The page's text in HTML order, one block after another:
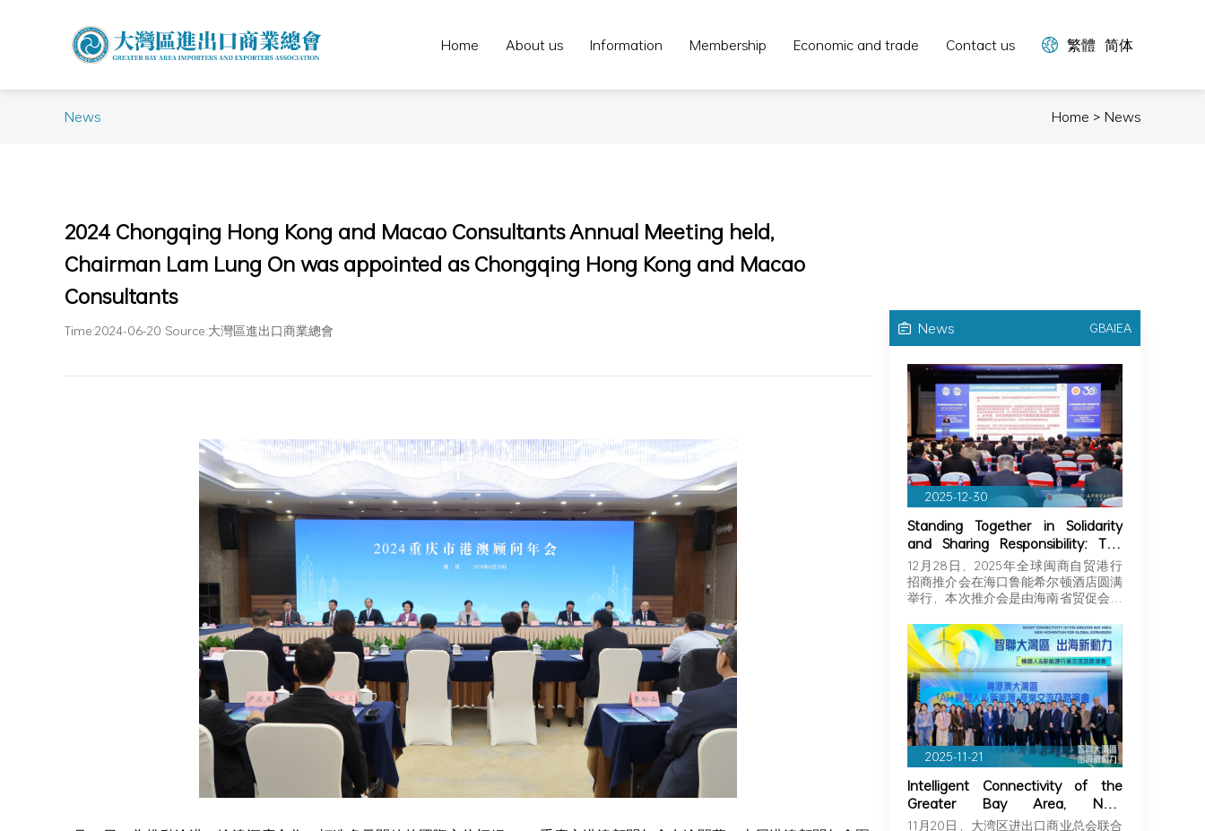
Home About us Information Membership Economic and trade Contact us 繁體 简体
News Home > News
2024 Chongqing Hong Kong and Macao Consultants Annual Meeting held,
Chairman Lam Lung On was appointed as Chongqing Hong Kong and Macao
Consultants
Time:2024-06-20 Source:大灣區進出口商業總會 News GBAIEA
2025-12-30
Standing Together in Solidarity
and Sharing Responsibility: The
Greater Bay Area Importers and
Exporters Association Explores
New Opportunities in Hainan,
Businessmen to Seize Business
Opportunities in Hainan!
12月28日，2025年全球闽商自贸港行
招商推介会在海口鲁能希尔顿酒店圆满
举行，本次推介会是由海南省贸促会和
2025-11-21
Intelligent Connectivity of the
Greater Bay Area, New
Momentum for Overseas
11月20日，大湾区进出口商业总会联合